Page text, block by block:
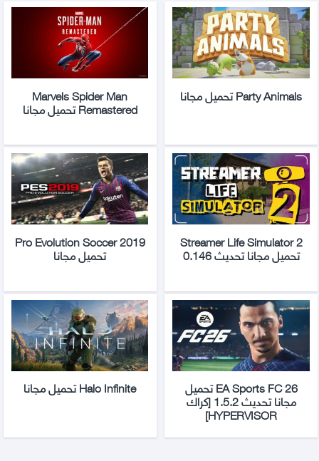
Party Animals تحميل مجانا Marvels Spider Man
Remastered تحميل مجانا
Streamer Life Simulator 2
تحميل مجانا تحديث 0.146
Pro Evolution Soccer 2019
تحميل مجانا
EA Sports FC 26 تحميل
مجانا تحديث 1.5.2 [كراك
HYPERVISOR]
Halo Infinite تحميل مجانا